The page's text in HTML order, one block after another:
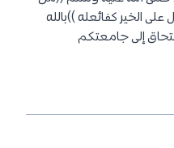
على الخير كفائعله ))بالله
إلى جامعتكم